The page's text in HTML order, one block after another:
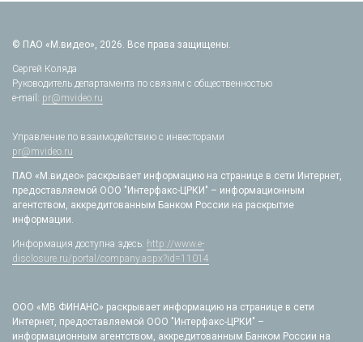
© ПАО «М.видео», 2026. Все права защищены.
Сергей Коляда
Руководитель департамента по связям с общественностью
e-mail: pr@mvideo.ru
Управление по взаимодействию с инвесторами
pr@mvideo.ru
ПАО «М.видео» раскрывает информацию на странице в сети Интернет,
предоставляемой ООО "Интерфакс-ЦРКИ" – информационным
агентством, аккредитованным Банком России на раскрытие
информации.
Информация доступна здесь: http://www.e-
disclosure.ru/portal/company.aspx?id=11014
ООО «МВ ФИНАНС» раскрывает информацию на странице в сети
Интернет, предоставляемой ООО "Интерфакс-ЦРКИ" –
информационным агентством, аккредитованным Банком России на